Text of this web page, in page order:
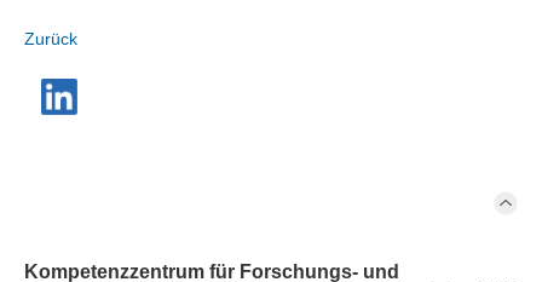
Zurück
Kompetenzzentrum für Forschungs- und